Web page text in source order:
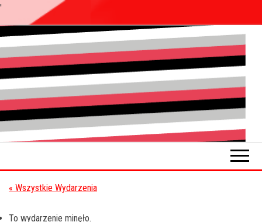
'
Przejdź
do
treści
Pokładykultury.eu
« Wszystkie Wydarzenia
To wydarzenie minęło.